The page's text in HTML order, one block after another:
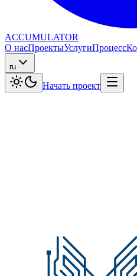
ACCUMULATOR
О насПроектыУслугиПроцесс
ru
Начать проект